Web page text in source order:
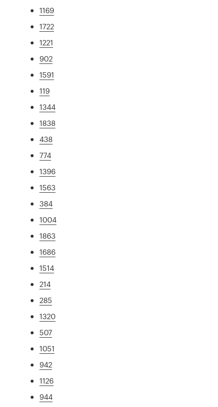
1169
1722
1221
902
1591
119
1344
1838
438
774
1396
1563
384
1004
1863
1686
1514
214
285
1320
507
1051
942
1126
944